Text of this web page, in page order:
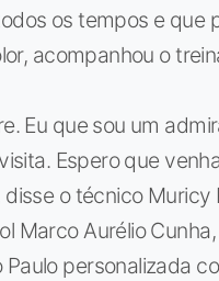
os tempos e que
acompanhou o
Eu que sou um
Espero que
o técnico Muricy
Marco Aurélio
personalizada